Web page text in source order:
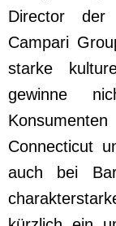
Director der
Campari
starke
gewinne
Connecticut
auch bei